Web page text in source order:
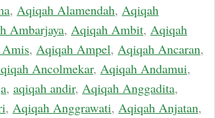
, Aqiqah Alamendah, Aqiqah
Ambarjaya, Aqiqah Ambit, Aqiqah
, Aqiqah Ampel, Aqiqah Ancaran,
Ancolmekar, Aqiqah Andamui,
, aqiqah andir, Aqiqah Anggadita,
, Aqiqah Anggrawati, Aqiqah Anjatan,